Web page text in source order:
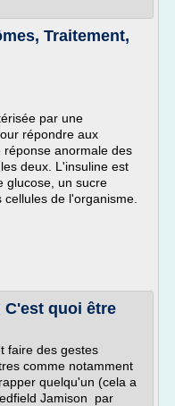
Traitement,
par une
répondre aux
anormale des
deux. L'insuline est
glucose, un sucre
de l'organisme.
quoi être
faire des gestes
comme notamment
quelqu'un (cela a
Jamison par